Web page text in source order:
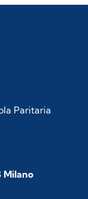
Paritaria
Milano